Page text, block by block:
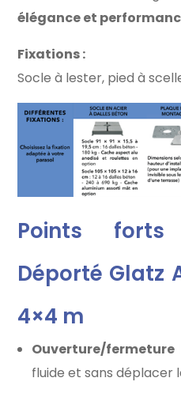
élégance et
Fixations :
Socle à lester, pied à
Points
Déporté Glatz
4×4 m
Ouverture/fermeture
fluide et sans déplacer